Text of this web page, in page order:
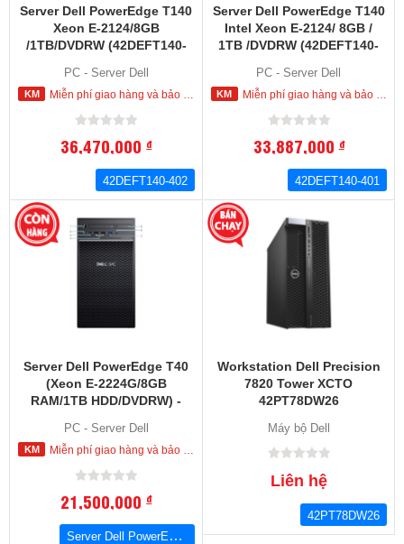
Server Dell PowerEdge T140
Xeon E-2124/8GB
/1TB/DVDRW (42DEFT140-
PC - Server Dell
Miễn phí giao hàng và bảo hành tận nơi trong nội thành HCM
36,470,000đ
42DEFT140-402
Server Dell PowerEdge T140
Intel Xeon E-2124/ 8GB /
1TB /DVDRW (42DEFT140-
PC - Server Dell
Miễn phí giao hàng và bảo hành tận nơi trong nội thành HCM
33,887,000đ
42DEFT140-401
Server Dell PowerEdge T40
(Xeon E-2224G/8GB
RAM/1TB HDD/DVDRW) -
PC - Server Dell
Miễn phí giao hàng và bảo hành tận nơi trong nội thành HCM
21,500,000đ
Server Dell PowerEdge T40 (Xeon E-2224G/8GB RAM/1TB HDD/DVDRW) - (42DEFT040-401)
Workstation Dell Precision
7820 Tower XCTO
42PT78DW26
Máy bộ Dell
Liên hệ
42PT78DW26